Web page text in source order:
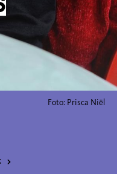
Foto: Prisca Niël